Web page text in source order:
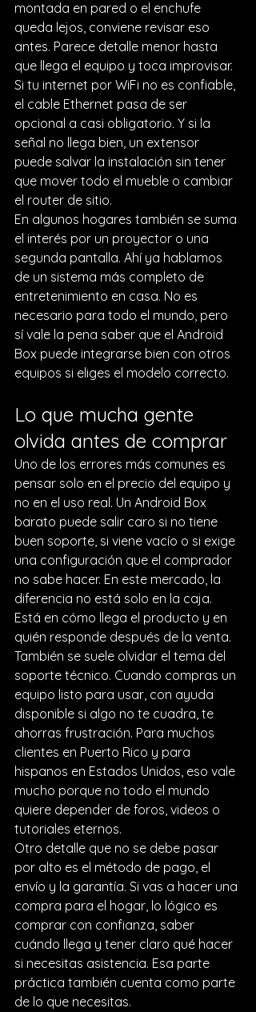
montada en pared o el enchufe
queda lejos, conviene revisar eso
antes. Parece detalle menor hasta
que llega el equipo y toca improvisar.
Si tu internet por WiFi no es confiable,
el cable Ethernet pasa de ser
opcional a casi obligatorio. Y si la
señal no llega bien, un extensor
puede salvar la instalación sin tener
que mover todo el mueble o cambiar
el router de sitio.
En algunos hogares también se suma
el interés por un proyector o una
segunda pantalla. Ahí ya hablamos
de un sistema más completo de
entretenimiento en casa. No es
necesario para todo el mundo, pero
sí vale la pena saber que el Android
Box puede integrarse bien con otros
equipos si eliges el modelo correcto.
Lo que mucha gente
olvida antes de comprar
Uno de los errores más comunes es
pensar solo en el precio del equipo y
no en el uso real. Un Android Box
barato puede salir caro si no tiene
buen soporte, si viene vacío o si exige
una configuración que el comprador
no sabe hacer. En este mercado, la
diferencia no está solo en la caja.
Está en cómo llega el producto y en
quién responde después de la venta.
También se suele olvidar el tema del
soporte técnico. Cuando compras un
equipo listo para usar, con ayuda
disponible si algo no te cuadra, te
ahorras frustración. Para muchos
clientes en Puerto Rico y para
hispanos en Estados Unidos, eso vale
mucho porque no todo el mundo
quiere depender de foros, videos o
tutoriales eternos.
Otro detalle que no se debe pasar
por alto es el método de pago, el
envío y la garantía. Si vas a hacer una
compra para el hogar, lo lógico es
comprar con confianza, saber
cuándo llega y tener claro qué hacer
si necesitas asistencia. Esa parte
práctica también cuenta como parte
de lo que necesitas.